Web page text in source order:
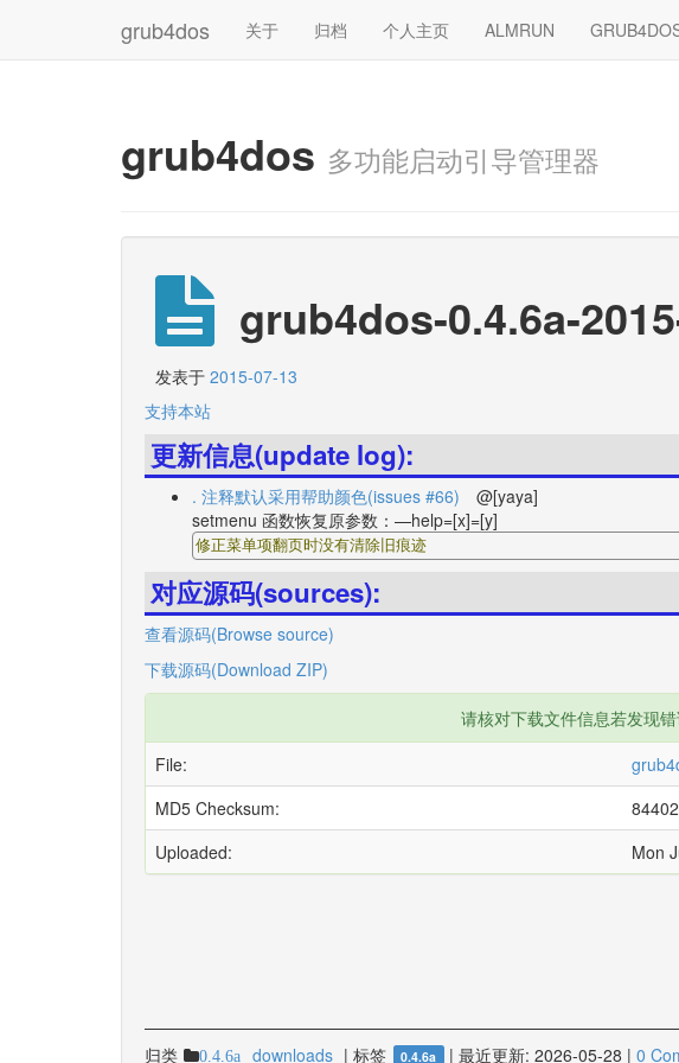
grub4dos 关于 归档 个人主页 ALMRUN
grub4dos 多功能启动引导管理器
grub4dos-0.4.6a-
发表于 2015-07-13
支持本站
更新信息(update log):
. 注释默认采用帮助颜色(issues #66) @[yaya]
setmenu 函数恢复原参数：—help=[x]=[y]
修正菜单项翻页时没有清除旧痕迹
对应源码(sources):
查看源码(Browse source)
下载源码(Download ZIP)
请核对下载文件信息若发现
File:
MD5 Checksum:
Uploaded:
Mon
归类 0.4.6a downloads | 标签 0.4.6a | 最近更新: 2026-05-28 | 0